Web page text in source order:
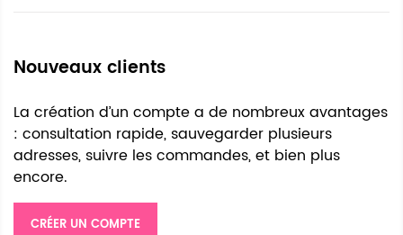
Nouveaux clients
La création d’un compte a de nombreux avantages
: consultation rapide, sauvegarder plusieurs
adresses, suivre les commandes, et bien plus
encore.
CRÉER UN COMPTE